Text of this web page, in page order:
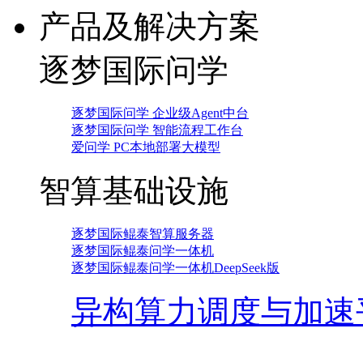
产品及解决方案
逐梦国际问学
逐梦国际问学 企业级Agent中台
逐梦国际问学 智能流程工作台
爱问学 PC本地部署大模型
智算基础设施
逐梦国际鲲泰智算服务器
逐梦国际鲲泰问学一体机
逐梦国际鲲泰问学一体机DeepSeek版
异构算力调度与加